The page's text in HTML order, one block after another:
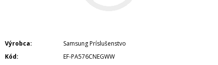
Výrobca
Samsung Príslušenstvo
Kód
EF-PA576CNEGWW